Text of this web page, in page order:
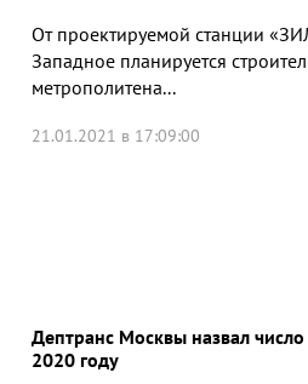
От проектируемой станции
Западное планируется
метрополитена...
21.01.2021 в 17:09:00
Дептранс Москвы назвал
2020 году